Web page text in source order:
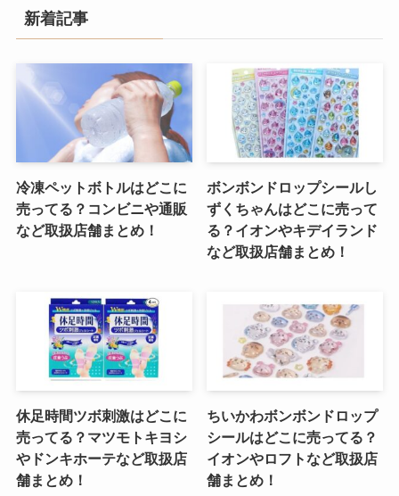
新着記事
冷凍ペットボトルはどこに
売ってる？コンビニや通販
など取扱店舗まとめ！
ボンボンドロップシールし
ずくちゃんはどこに売って
る？イオンやキデイランド
など取扱店舗まとめ！
休足時間ツボ刺激はどこに
売ってる？マツモトキヨシ
やドンキホーテなど取扱店
舗まとめ！
ちいかわボンボンドロップ
シールはどこに売ってる？
イオンやロフトなど取扱店
舗まとめ！